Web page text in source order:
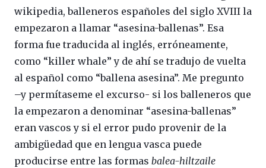
wikipedia, balleneros españoles del siglo XVIII la
empezaron a llamar “asesina-ballenas”. Esa
forma fue traducida al inglés, erróneamente,
como “killer whale” y de ahí se tradujo de vuelta
al español como “ballena asesina”. Me pregunto
–y permítaseme el excurso- si los balleneros que
la empezaron a denominar “asesina-ballenas”
eran vascos y si el error pudo provenir de la
ambigüedad que en lengua vasca puede
producirse entre las formas balea-hiltzaile